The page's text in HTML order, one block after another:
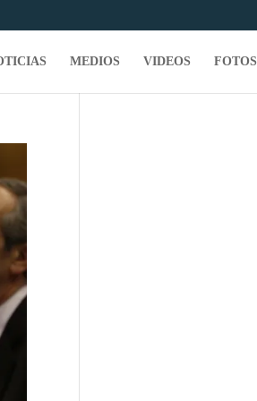
MEDIOS VIDEOS FOTOS